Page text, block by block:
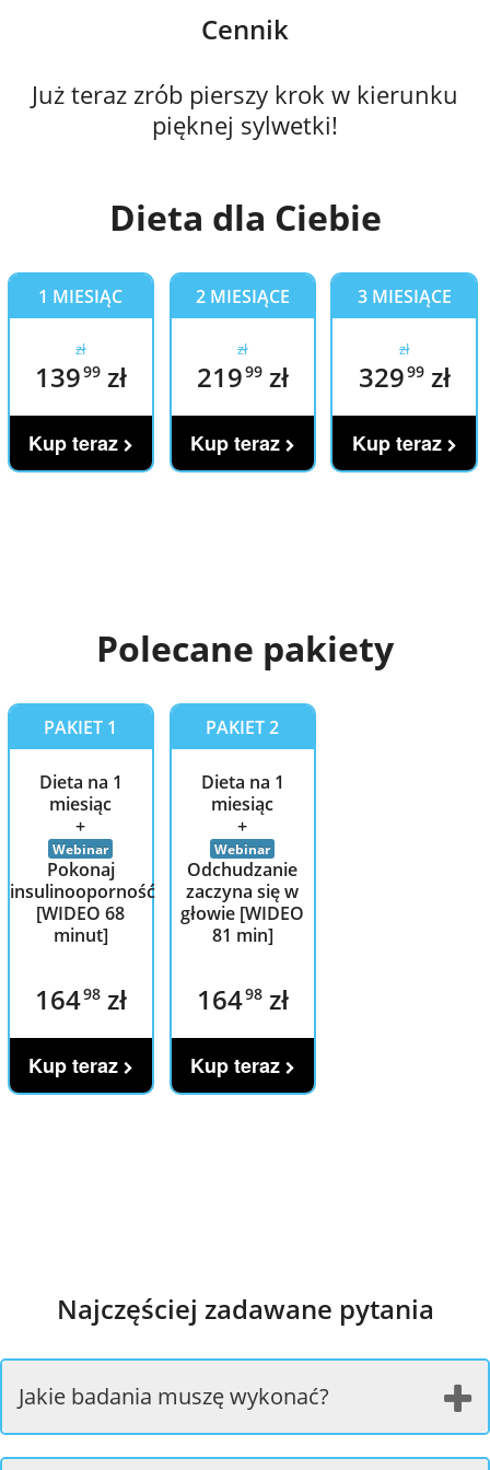
Cennik
Już teraz zrób pierszy krok w kierunku
pięknej sylwetki!
Dieta dla Ciebie
1 MIESIĄC
zł
13999zł
Kup teraz
2 MIESIĄCE
zł
21999zł
Kup teraz
3 MIESIĄCE
zł
32999zł
Kup teraz
Polecane pakiety
PAKIET 1
Dieta na 1
miesiąc
+
Webinar
Pokonaj
insulinooporność
[WIDEO 68
minut]
16498zł
Kup teraz
PAKIET 2
Dieta na 1
miesiąc
+
Webinar
Odchudzanie
zaczyna się w
głowie [WIDEO
81 min]
16498zł
Kup teraz
Najczęściej zadawane pytania
Jakie badania muszę wykonać?